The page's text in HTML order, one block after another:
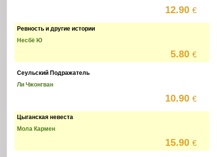
12.90€
Ревность и другие истории
Несбё Ю
5.80€
Сеульский Подражатель
Ли Чжонгван
10.90€
Цыганская невеста
Мола Кармен
15.90€